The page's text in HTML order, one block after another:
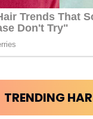
TRENDING